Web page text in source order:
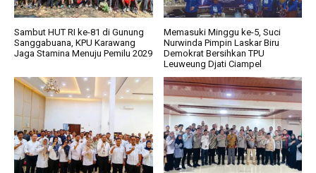
Sambut HUT RI ke-81 di Gunung
Sanggabuana, KPU Karawang
Jaga Stamina Menuju Pemilu 2029
Memasuki Minggu ke-5, Suci
Nurwinda Pimpin Laskar Biru
Demokrat Bersihkan TPU
Leuweung Djati Ciampel